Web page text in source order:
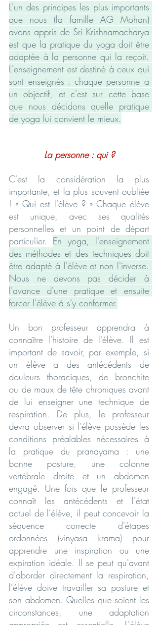
L'un des principes les plus importants
que nous (la famille AG Mohan)
avons appris de Sri Krishnamacharya
est que la pratique du yoga doit être
adaptée à la personne qui la reçoit.
L'enseignement est destiné à ceux qui
sont enseignés : chaque personne a
un objectif, et c'est sur cette base
que nous décidons quelle pratique
de yoga lui convient le mieux.
La personne : qui ?
C'est la considération la plus
importante, et la plus souvent oubliée
! « Qui est l'élève ? » Chaque élève
est unique, avec ses qualités
personnelles et un point de départ
particulier. En yoga, l'enseignement
des méthodes et des techniques doit
être adapté à l'élève et non l'inverse.
Nous ne devons pas décider à
l'avance d'une pratique et ensuite
forcer l'élève à s'y conformer.
Un bon professeur apprendra à
connaître l'histoire de l'élève. Il est
important de savoir, par exemple, si
un élève a des antécédents de
douleurs thoraciques, de bronchite
ou de maux de tête chroniques avant
de lui enseigner une technique de
respiration. De plus, le professeur
devra observer si l'élève possède les
conditions préalables nécessaires à
la pratique du pranayama : une
bonne posture, une colonne
vertébrale droite et un abdomen
engagé. Une fois que le professeur
connaît les antécédents et l'état
actuel de l'élève, il peut concevoir la
séquence correcte d'étapes
ordonnées (vinyasa krama) pour
apprendre une inspiration ou une
expiration idéale. Il se peut qu'avant
d'aborder directement la respiration,
l'élève doive travailler sa posture et
son abdomen. Quelles que soient les
circonstances, une adaptation